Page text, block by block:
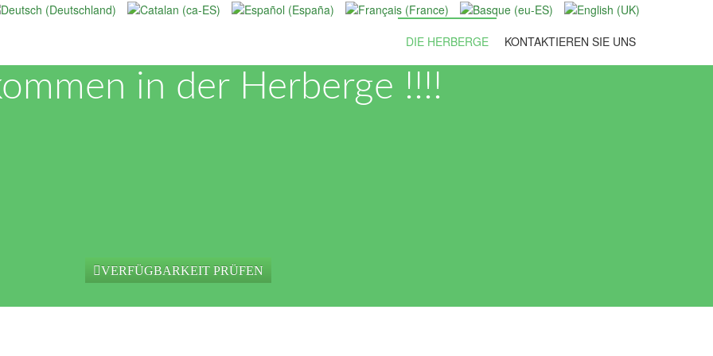
DIE HERBERGE KONTAKTIEREN SIE UNS
in der Herberge !!!!
VERFÜGBARKEIT PRÜFEN